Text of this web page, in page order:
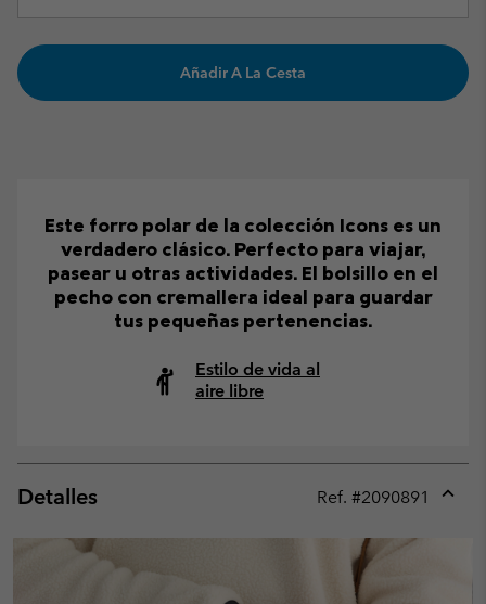
Añadir A La Cesta
Este forro polar de la colección Icons es un
verdadero clásico. Perfecto para viajar,
pasear u otras actividades. El bolsillo en el
pecho con cremallera ideal para guardar
tus pequeñas pertenencias.
Estilo de vida al
aire libre
Detalles Ref. #2090891